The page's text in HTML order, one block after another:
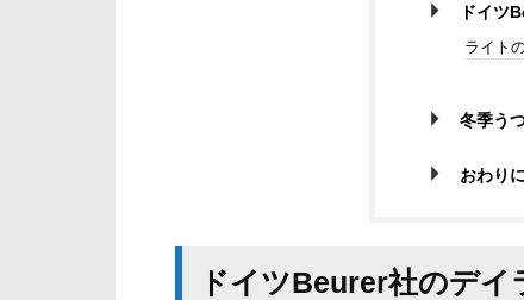
ドイツ
ライト
冬季う
おわりに
ドイツBeurer社のデ